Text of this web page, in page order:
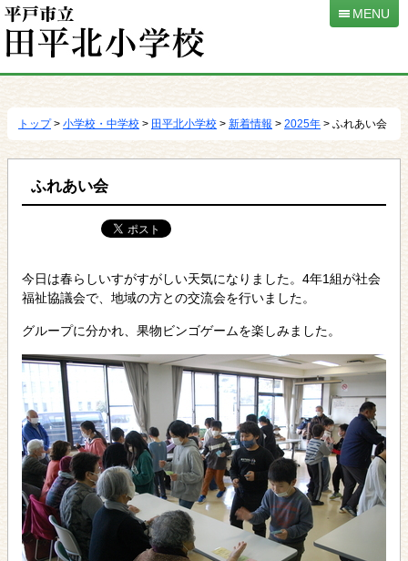
移
MENU
トップ> 小学校・中学校 > 田平北小学校 > 新着情報 > 2025年 > ふれあい会
ふれあい会
今日は春らしいすがすがしい天気になりました。4年1組が社会
福祉協議会で、地域の方との交流会を行いました。
グループに分かれ、果物ビンゴゲームを楽しみました。